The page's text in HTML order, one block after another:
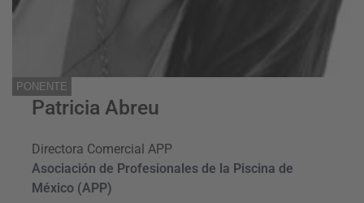
PONENTE
Patricia Abreu
Directora Comercial APP
Asociación de Profesionales de la Piscina de
México (APP)